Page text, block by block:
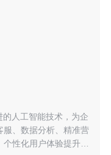
人工智能技术，为企
服、数据分析、精准营
性化用户体验提升及